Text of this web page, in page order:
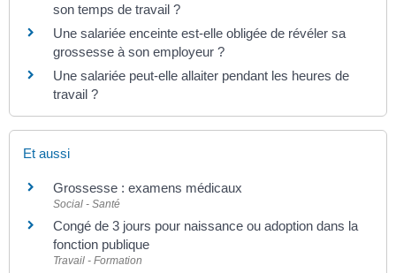
son temps de travail ?
Une salariée enceinte est-elle obligée de révéler sa
grossesse à son employeur ?
Une salariée peut-elle allaiter pendant les heures de
travail ?
Et aussi
Grossesse : examens médicaux
Social - Santé
Congé de 3 jours pour naissance ou adoption dans la
fonction publique
Travail - Formation